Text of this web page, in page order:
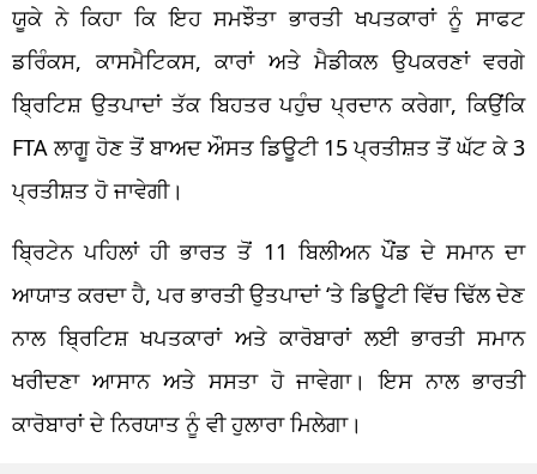
ਯੂਕੇਨੇ ਕਿਹਾ ਕਿ ਇਹ ਸਮਝੌਤਾ ਭਾਰਤੀ ਖਪਤਕਾਰਾਂ ਨੂੰ ਸਾਫਟ
ਡਰਿੰਕਸ, ਕਾਸਮੈਟਿਕਸ, ਕਾਰਾਂ ਅਤੇ ਮੈਡੀਕਲਉਪਕਰਣਾਂ ਵਰਗੇ
ਬ੍ਰਿਟਿਸ਼ ਉਤਪਾਦਾਂਤੱਕ ਬਿਹਤਰ ਪਹੁੰਚ ਪ੍ਰਦਾਨ ਕਰੇਗਾ, ਕਿਉਂਕਿ
FTAਲਾਗੂ ਹੋਣ ਤੋਂ ਬਾਅਦ ਔਸਤ ਡਿਊਟੀ 15ਪ੍ਰਤੀਸ਼ਤ ਤੋਂ ਘੱਟ ਕੇ 3
ਪ੍ਰਤੀਸ਼ਤਹੋ ਜਾਵੇਗੀ।
ਬ੍ਰਿਟੇਨਪਹਿਲਾਂ ਹੀ ਭਾਰਤ ਤੋਂ 11 ਬਿਲੀਅਨਪੌਂਡ ਦੇ ਸਮਾਨ ਦਾ
ਆਯਾਤ ਕਰਦਾ ਹੈ, ਪਰ ਭਾਰਤੀਉਤਪਾਦਾਂ‘ਤੇ ਡਿਊਟੀ ਵਿੱਚ ਢਿੱਲ ਦੇਣ
ਨਾਲ ਬ੍ਰਿਟਿਸ਼ਖਪਤਕਾਰਾਂ ਅਤੇ ਕਾਰੋਬਾਰਾਂ ਲਈਭਾਰਤੀਸਮਾਨ
ਖਰੀਦਣਾ ਆਸਾਨ ਅਤੇ ਸਸਤਾ ਹੋ ਜਾਵੇਗਾ। ਇਸ ਨਾਲ ਭਾਰਤੀ
ਕਾਰੋਬਾਰਾਂ ਦੇ ਨਿਰਯਾਤ ਨੂੰ ਵੀ ਹੁਲਾਰਾ ਮਿਲੇਗਾ।